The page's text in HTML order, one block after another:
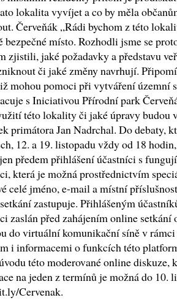
lokalita vyvíjet a co by měla
Červeňák „Rádi bychom z této
bezpečné místo. Rozhodli jsme se
zjistili, jaké požadavky a představu
či jaké změny navrhují.
mohou pomoci při vytváření územní
s Iniciativou Přírodní park
této lokality či jaké úpravy budou
primátora Jan Nadrchal. Do debaty,
12. a 19. listopadu vždy od 18
předem přihlášení účastníci s
která je možná prostřednictvím
celé jméno, e-mail a místní
zastupuje. Přihlášeným
zaslán před zahájením online
do virtuální komunikační síně v
i informacemi o funkcích této
této moderované online diskuze,
na jeden z termínů je možná do 10.
Cervenak.